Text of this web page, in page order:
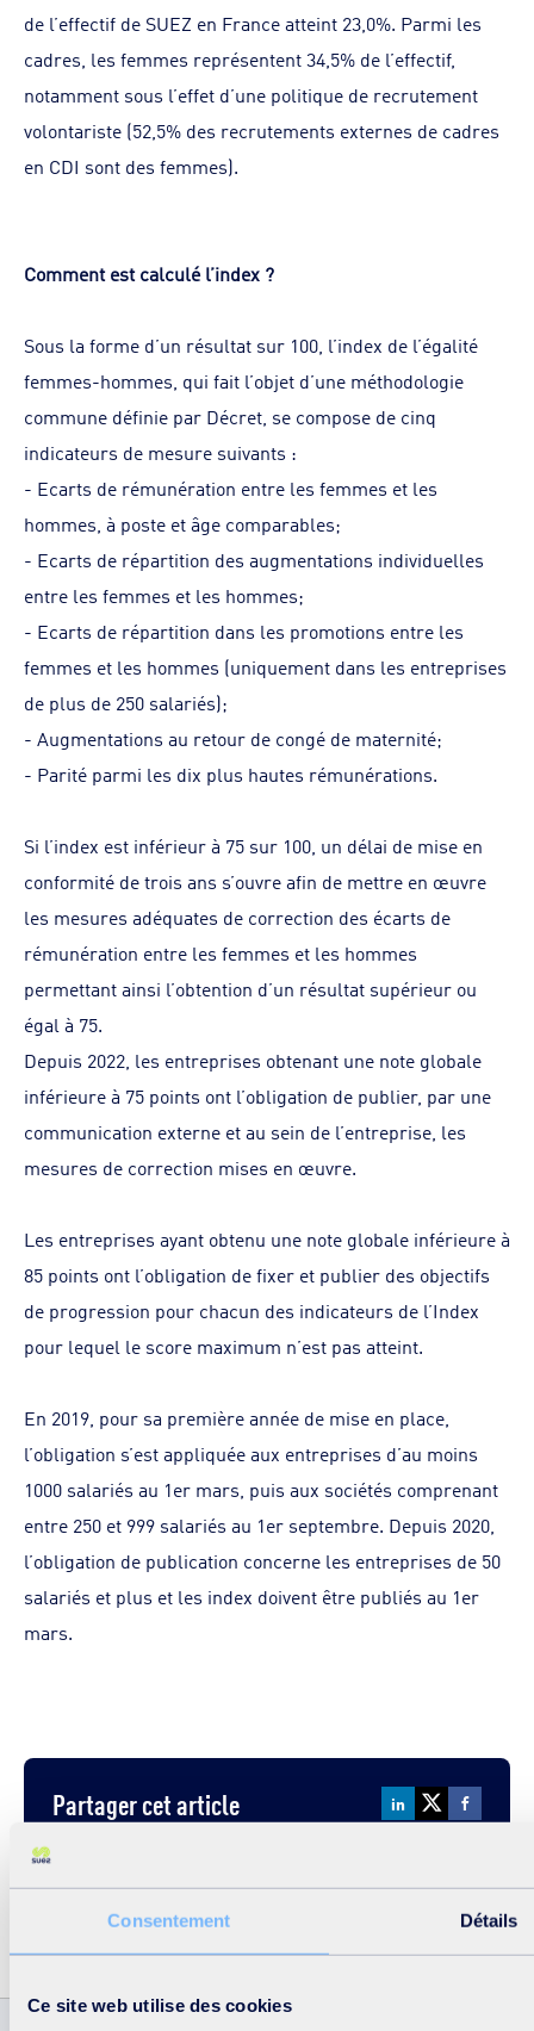
Consentement Détails
Ce site web utilise des cookies
de l’effectif de SUEZ en France atteint 23,0%. Parmi les
cadres, les femmes représentent 34,5% de l’effectif,
notamment sous l’effet d’une politique de recrutement
volontariste (52,5% des recrutements externes de cadres
en CDI sont des femmes).
Comment est calculé l’index ?
Sous la forme d’un résultat sur 100, l’index de l’égalité
femmes-hommes, qui fait l’objet d’une méthodologie
commune définie par Décret, se compose de cinq
indicateurs de mesure suivants :
- Ecarts de rémunération entre les femmes et les
hommes, à poste et âge comparables;
- Ecarts de répartition des augmentations individuelles
entre les femmes et les hommes;
- Ecarts de répartition dans les promotions entre les
femmes et les hommes (uniquement dans les entreprises
de plus de 250 salariés);
- Augmentations au retour de congé de maternité;
- Parité parmi les dix plus hautes rémunérations.
Si l’index est inférieur à 75 sur 100, un délai de mise en
conformité de trois ans s’ouvre afin de mettre en œuvre
les mesures adéquates de correction des écarts de
rémunération entre les femmes et les hommes
permettant ainsi l’obtention d’un résultat supérieur ou
égal à 75.
Depuis 2022, les entreprises obtenant une note globale
inférieure à 75 points ont l’obligation de publier, par une
communication externe et au sein de l’entreprise, les
mesures de correction mises en œuvre.
Les entreprises ayant obtenu une note globale inférieure à
85 points ont l’obligation de fixer et publier des objectifs
de progression pour chacun des indicateurs de l’Index
pour lequel le score maximum n’est pas atteint.
En 2019, pour sa première année de mise en place,
l’obligation s’est appliquée aux entreprises d’au moins
1000 salariés au 1er mars, puis aux sociétés comprenant
entre 250 et 999 salariés au 1er septembre. Depuis 2020,
l’obligation de publication concerne les entreprises de 50
salariés et plus et les index doivent être publiés au 1er
mars.
Partager cet article